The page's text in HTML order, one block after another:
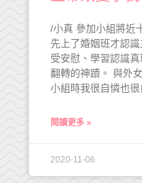
/小真 參加小組將近
先上了婚姻班才認
受安慰、學習認識
翻轉的神蹟。 與外
小組時我很自憐也很
閱讀更多 »
2020-11-06